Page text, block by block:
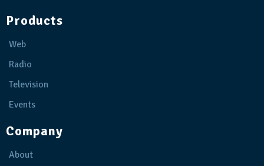
Products
Web
Radio
Television
Events
Company
About